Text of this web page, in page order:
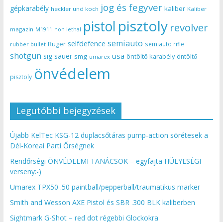
gépkarabély heckler und koch jog és fegyver kaliber Kaliber
magazin M1911 non lethal pistol pisztoly revolver
rubber bullet Ruger selfdefence semiauto semiauto rifle
shotgun sig sauer smg umarex usa öntöltő karabély öntöltő
pisztoly önvédelem
Legutóbbi bejegyzések
Újabb KelTec KSG-12 duplacsőtáras pump-action sörétesek a
Dél-Koreai Parti Őrségnek
Rendőrségi ÖNVÉDELMI TANÁCSOK – egyfajta HÜLYESÉGI
verseny:-)
Umarex TPX50 .50 paintball/pepperball/traumatikus marker
Smith and Wesson AXE Pistol és SBR .300 BLK kaliberben
Sightmark G-Shot – red dot régebbi Glockokra